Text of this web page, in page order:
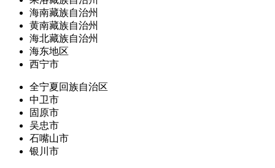
海南藏族自治州
黄南藏族自治州
海北藏族自治州
海东地区
西宁市
全宁夏回族自治区
中卫市
固原市
吴忠市
石嘴山市
银川市